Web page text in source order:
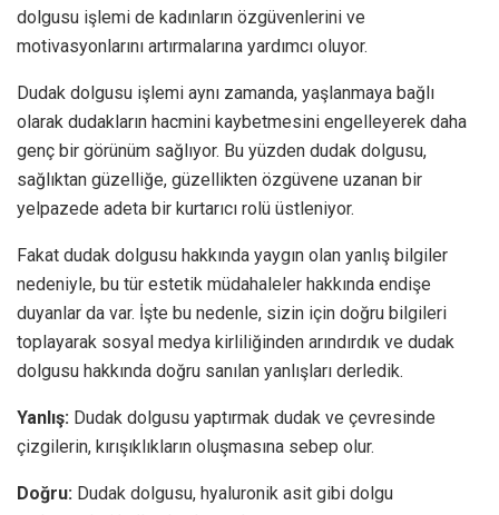
dolgusu işlemi de kadınların özgüvenlerini ve
motivasyonlarını artırmalarına yardımcı oluyor.
Dudak dolgusu işlemi aynı zamanda, yaşlanmaya bağlı
olarak dudakların hacmini kaybetmesini engelleyerek daha
genç bir görünüm sağlıyor. Bu yüzden dudak dolgusu,
sağlıktan güzelliğe, güzellikten özgüvene uzanan bir
yelpazede adeta bir kurtarıcı rolü üstleniyor.
Fakat dudak dolgusu hakkında yaygın olan yanlış bilgiler
nedeniyle, bu tür estetik müdahaleler hakkında endişe
duyanlar da var. İşte bu nedenle, sizin için doğru bilgileri
toplayarak sosyal medya kirliliğinden arındırdık ve dudak
dolgusu hakkında doğru sanılan yanlışları derledik.
Yanlış: Dudak dolgusu yaptırmak dudak ve çevresinde
çizgilerin, kırışıklıkların oluşmasına sebep olur.
Doğru: Dudak dolgusu, hyaluronik asit gibi dolgu